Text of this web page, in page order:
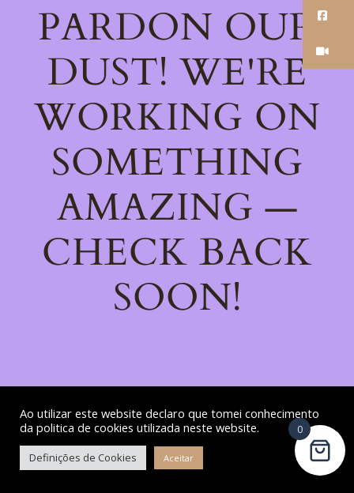
PARDON OUR
DUST! WE'RE
WORKING ON
SOMETHING
AMAZING —
CHECK BACK
SOON!
Ao utilizar este website declaro que tomei conhecimento
da politica de cookies utilizada neste website.
Definições de Cookies Aceitar
0